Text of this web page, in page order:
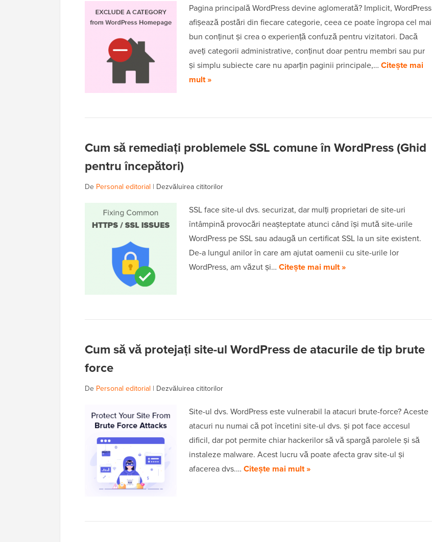
Pagina principală WordPress devine aglomerată? Implicit, WordPress
afișează postări din fiecare categorie, ceea ce poate îngropa cel mai
bun conținut și crea o experiență confuză pentru vizitatori. Dacă
aveți categorii administrative, conținut doar pentru membri sau pur
și simplu subiecte care nu aparțin paginii principale,… Citește mai
mult »
Cum să remediați problemele SSL comune în WordPress (Ghid
pentru începători)
De Personal editorial | Dezvăluirea cititorilor
SSL face site-ul dvs. securizat, dar mulți proprietari de site-uri
întâmpină provocări neașteptate atunci când își mută site-urile
WordPress pe SSL sau adaugă un certificat SSL la un site existent.
De-a lungul anilor în care am ajutat oamenii cu site-urile lor
WordPress, am văzut și… Citește mai mult »
Cum să vă protejați site-ul WordPress de atacurile de tip brute
force
De Personal editorial | Dezvăluirea cititorilor
Site-ul dvs. WordPress este vulnerabil la atacuri brute-force? Aceste
atacuri nu numai că pot încetini site-ul dvs. și pot face accesul
dificil, dar pot permite chiar hackerilor să vă spargă parolele și să
instaleze malware. Acest lucru vă poate afecta grav site-ul și
afacerea dvs.… Citește mai mult »